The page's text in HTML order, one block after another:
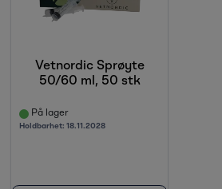
Vetnordic Sprøyte
50/60 ml, 50 stk
På lager
Holdbarhet: 18.11.2028